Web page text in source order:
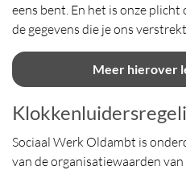
eens bent. En het is onze
de gegevens die je ons verstrekt.
Meer hierover
Sociaal Werk Oldambt is
van de organisatiewaarden